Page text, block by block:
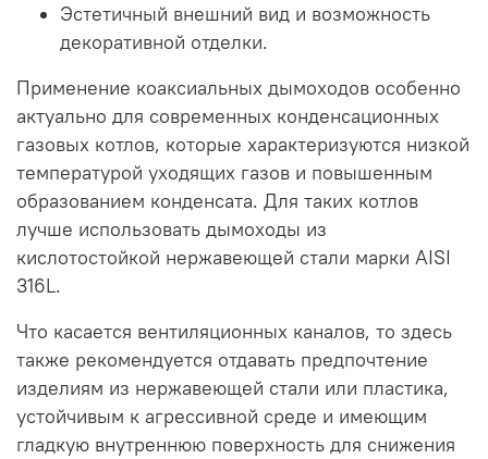
Эстетичный внешний вид и возможность
декоративной отделки.
Применение коаксиальных дымоходов особенно
актуально для современных конденсационных
газовых котлов, которые характеризуются низкой
температурой уходящих газов и повышенным
образованием конденсата. Для таких котлов
лучше использовать дымоходы из
кислотостойкой нержавеющей стали марки AISI
316L.
Что касается вентиляционных каналов, то здесь
также рекомендуется отдавать предпочтение
изделиям из нержавеющей стали или пластика,
устойчивым к агрессивной среде и имеющим
гладкую внутреннюю поверхность для снижения